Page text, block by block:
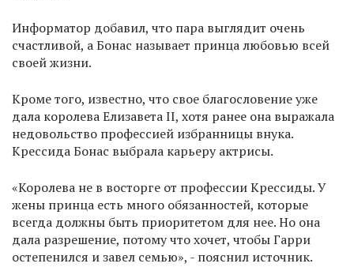
Информатор добавил, что пара выглядит очень
счастливой, а Бонас называет принца любовью всей
своей жизни.
Кроме того, известно, что свое благословение уже
дала королева Елизавета II, хотя ранее она выражала
недовольство профессией избранницы внука.
Крессида Бонас выбрала карьеру актрисы.
«Королева не в восторге от профессии Крессиды. У
жены принца есть много обязанностей, которые
всегда должны быть приоритетом для нее. Но она
дала разрешение, потому что хочет, чтобы Гарри
остепенился и завел семью», - пояснил источник.